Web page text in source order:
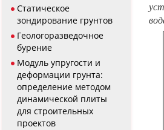
Статическое
зондирование грунтов
Геологоразведочное
бурение
Модуль упругости и
деформации грунта:
определение методом
динамической плиты
для строительных
проектов